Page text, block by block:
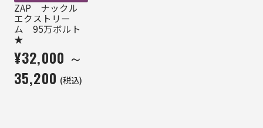
ZAP ナックル
エクストリー
ム 95万ボルト
★
¥32,000 ～
35,200 (税込)